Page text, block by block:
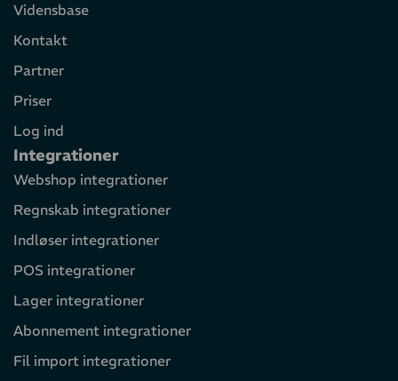
Vidensbase
Kontakt
Partner
Priser
Log ind
Integrationer
Webshop integrationer
Regnskab integrationer
Indløser integrationer
POS integrationer
Lager integrationer
Abonnement integrationer
Fil import integrationer